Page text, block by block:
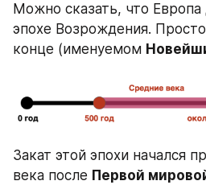
Можно сказать, что
эпохе Возрождения.
конце (именуемом
Закат этой эпохи начался
века после Первой